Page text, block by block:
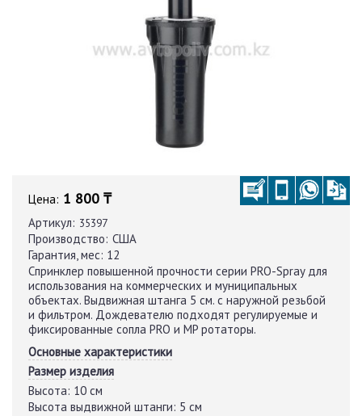
Цена: 1 800 ₸
Артикул: 35397
Производство: США
Гарантия, мес: 12
Cпринклер повышенной прочности серии PRO-Spray для
использования на коммерческих и муниципальных
объектах. Выдвижная штанга 5 см. с наружной резьбой
и фильтром. Дождевателю подходят регулируемые и
фиксированные сопла PRO и MP ротаторы.
Основные характеристики
Размер изделия
Высота: 10 см
Высота выдвижной штанги: 5 см